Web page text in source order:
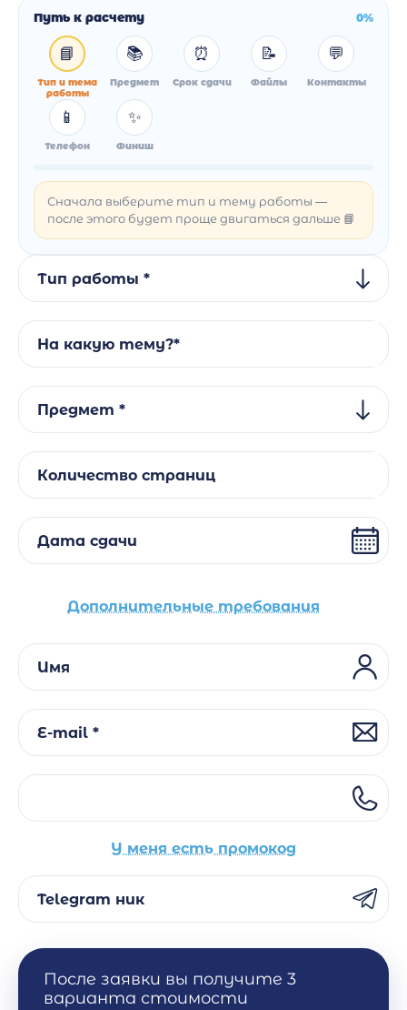
Путь к расчету 0%
📘
Тип и тема
работы
📚
Предмет
⏰
Срок сдачи
📝
Файлы
💬
Контакты
📱
Телефон
✨
Финиш
Сначала выберите тип и тему работы —
после этого будет проще двигаться дальше 📘
Тип работы *
На какую тему?*
Предмет *
Количество страниц
Дата сдачи
Дополнительные требования
Имя
E-mail *
У меня есть промокод
Telegram ник
После заявки вы получите 3
варианта стоимости